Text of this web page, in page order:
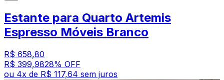
Estante para Quarto Artemis
Espresso Móveis Branco
R$ 658,80
R$ 399,9828% OFF
ou 4x de R$ 117,64 sem juros